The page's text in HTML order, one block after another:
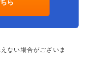
ら
ない場合がございま